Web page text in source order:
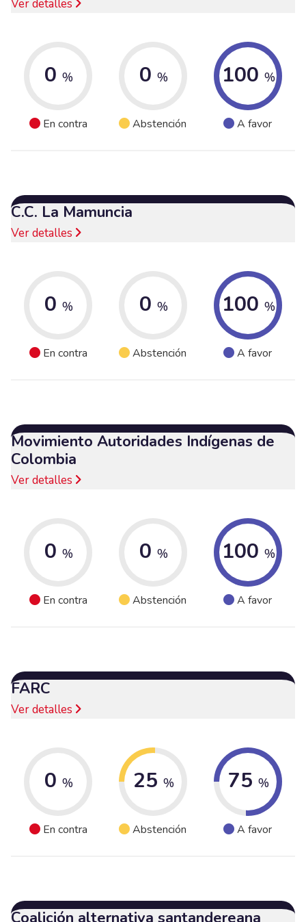
Ver detalles
0 %
En contra
0 %
Abstención
100 %
A favor
C.C. La Mamuncia
Ver detalles
0 %
En contra
0 %
Abstención
100 %
A favor
Movimiento Autoridades Indígenas de
Colombia
Ver detalles
0 %
En contra
0 %
Abstención
100 %
A favor
FARC
Ver detalles
0 %
En contra
25 %
Abstención
75 %
A favor
Coalición alternativa santandereana